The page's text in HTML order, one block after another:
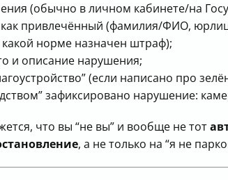
(обычно в личном кабинете/на
как привлечённый (фамилия/ФИО,
норме назначен штраф);
и описание нарушения;
(если написано про
зафиксировано нарушение:
что вы “не вы” и вообще не тот
, а не только на “я не